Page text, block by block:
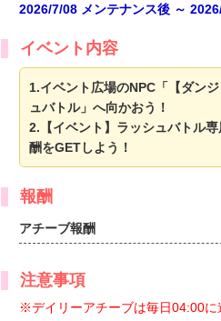
2026/7/08 メンテナンス後 ～
イベント内容
1.イベント広場のNPC「【ダン
ュバトル」へ向かおう！
2.【イベント】ラッシュバトル
酬をGETしよう！
報酬
アチーブ報酬
注意事項
※デイリーアチーブは毎日04:00に